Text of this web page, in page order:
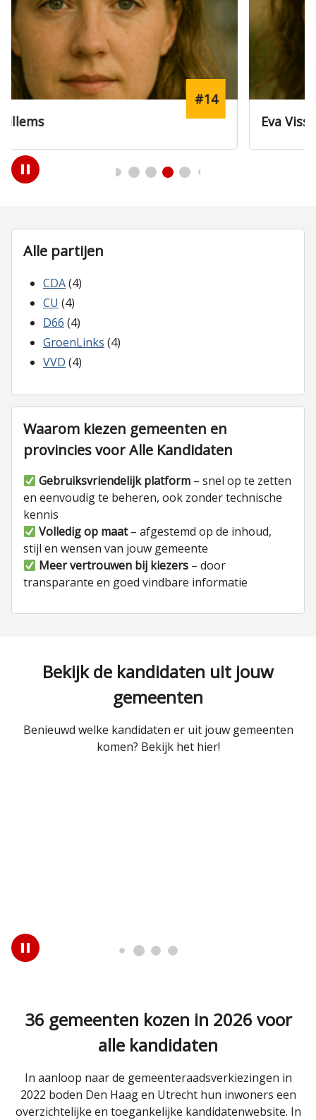
Eva Visser
#12
Play
/
Alle partijen
CDA(4)
CU (4)
D66 (4)
GroenLinks (4)
VVD (4)
Waarom kiezen gemeenten en
provincies voor Alle Kandidaten
Gebruiksvriendelijk platform – snel op te zetten
en eenvoudig te beheren, ook zonder technische
kennis
Volledig op maat– afgestemd op de inhoud,
stijl en wensen van jouw gemeente
Meer vertrouwen bij kiezers – door
transparante en goed vindbare informatie
Bekijk de kandidaten uit jouw
gemeenten
Benieuwd welke kandidaten er uit jouw gemeenten
komen? Bekijk het hier!
Play
/
36 gemeenten kozen in 2026 voor
alle kandidaten
In aanloop naar de gemeenteraadsverkiezingen in
2022 boden Den Haag en Utrecht hun inwoners een
overzichtelijke en toegankelijke kandidatenwebsite. In